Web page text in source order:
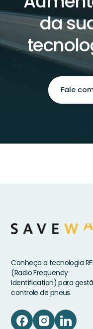
da
Fale
Conheça a tecnologia
(Radio Frequency
Identification) para
controle de pneus.